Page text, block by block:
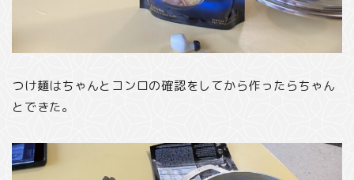
つけ麺はちゃんとコンロの確認をしてから作ったらちゃん
とできた。